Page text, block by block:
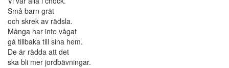
Små barn grät
och skrek av rädsla.
Många har inte vågat
gå tillbaka till sina hem.
De är rädda att det
ska bli mer jordbävningar.